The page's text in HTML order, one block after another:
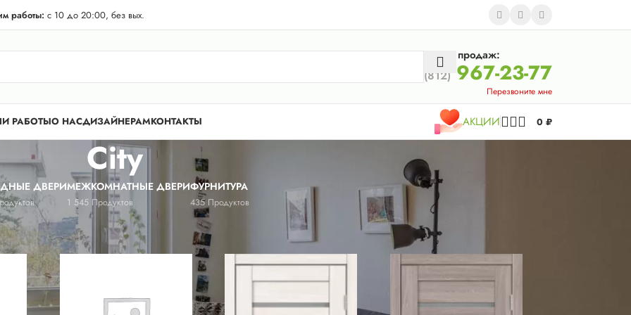
Лен. области! Бесплатная доставка в 50 км. от КАД.
работы: с 10 до 20:00, без вых.
Отдел продаж:
(812) 967-23-77
Перезвоните мне
РАБОТЫО НАСДИЗАЙНЕРАМКОНТАКТЫ АКЦИИ 0 ₽
City
ДВЕРИМЕЖКОМНАТНЫЕ ДВЕРИ
1 545 Продуктов
ФУРНИТУРА
435 Продуктов
/City